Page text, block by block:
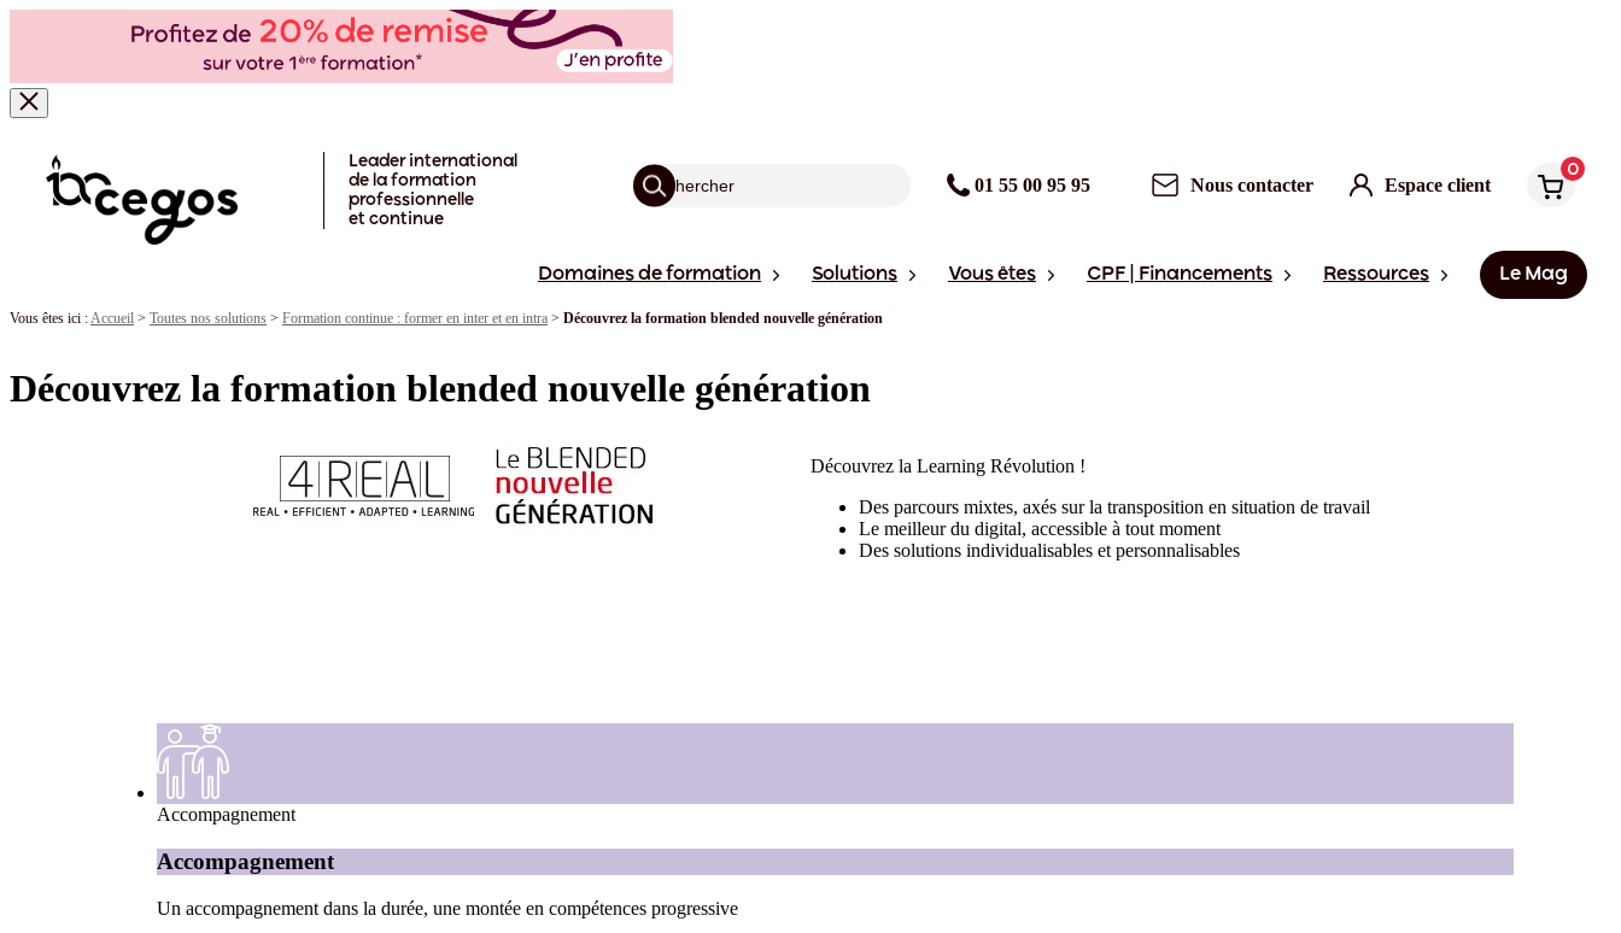
Leader international
de la formation
professionnelle
et continue
01 55 00 95 95 Nous contacter Espace client
0
Domaines de formation Solutions Vous êtes CPF | Financements Ressources Le Mag
Vous êtes ici :Accueil > Toutes nos solutions > Formation continue : former en inter et en intra > Découvrez la formation blended nouvelle génération
Découvrez la formation blended nouvelle génération
Découvrez la Learning Révolution !
Des parcours mixtes, axés sur la transposition en situation de travail
Le meilleur du digital, accessible à tout moment
Des solutions individualisables et personnalisables
Accompagnement
Accompagnement
Un accompagnement dans la durée, une montée en compétences progressive